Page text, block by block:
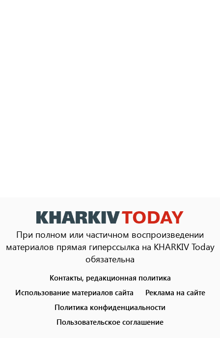
При полном или частичном воспроизведении
материалов прямая гиперссылка на KHARKIV Today
обязательна
menu
Контакты, редакционная политика
Использование материалов сайта
Реклама на сайте
Политика конфиденциальности
Пользовательское соглашение